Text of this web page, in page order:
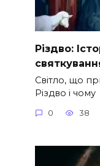
Різдво:
Світло, що
Різдво і чому
0 38